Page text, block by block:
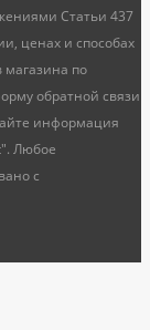
Статьи 437
ценах и способах
магазина по
обратной связи
информация
Любое
с